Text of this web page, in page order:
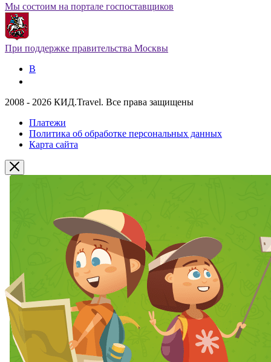
Мы состоим на портале госпоставщиков
При поддержке правительства Москвы
В
2008 - 2026 КИД.Travel. Все права защищены
Платежи
Политика об обработке персональных данных
Карта сайта